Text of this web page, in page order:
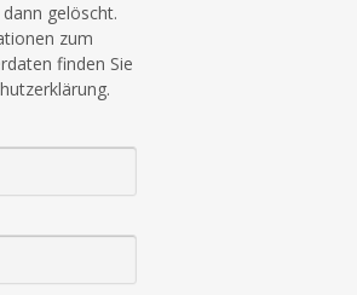
gelöscht.
zum
finden Sie